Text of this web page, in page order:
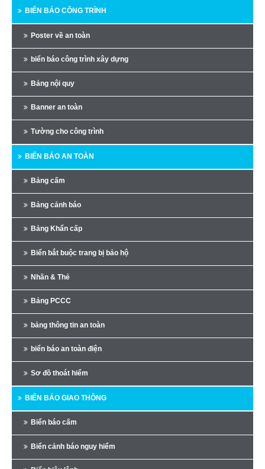
BIỂN BÁO CÔNG TRÌNH
Poster về an toàn
biển báo công trình xây dựng
Bảng nội quy
Banner an toàn
Tường cho công trình
BIỂN BÁO AN TOÀN
Bảng cấm
Bảng cảnh báo
Bảng Khẩn cấp
Biển bắt buộc trang bị bảo hộ
Nhãn & Thẻ
Bảng PCCC
bảng thông tin an toàn
biển báo an toàn điện
Sơ đồ thoát hiểm
BIỂN BÁO GIAO THÔNG
Biển báo cấm
Biển cảnh báo nguy hiểm